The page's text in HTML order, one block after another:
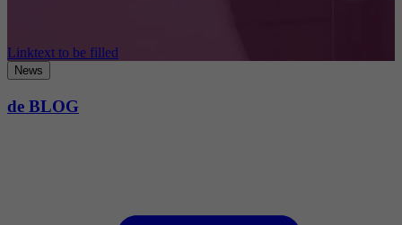
Linktext to be filled
News
de BLOG